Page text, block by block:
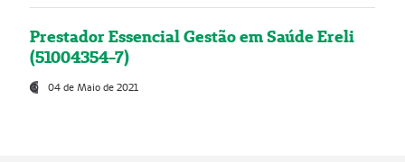
Prestador Essencial Gestão em Saúde Ereli
(51004354-7)
04 de Maio de 2021